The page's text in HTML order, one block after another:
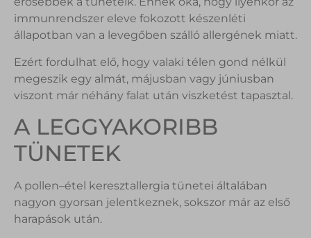
immunrendszer eleve fokozott készenléti
állapotban van a levegőben szálló allergének miatt.
Ezért fordulhat elő, hogy valaki télen gond nélkül
megeszik egy almát, májusban vagy júniusban
viszont már néhány falat után viszketést tapasztal.
A LEGGYAKORIBB
TÜNETEK
A pollen–étel keresztallergia tünetei általában
nagyon gyorsan jelentkeznek, sokszor már az első
harapások után.